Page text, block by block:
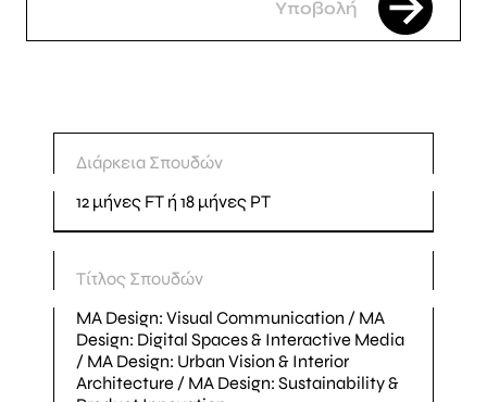
Διάρκεια Σπουδών
12 μήνες FT ή 18 μήνες PT
Τίτλος Σπουδών
MA Design: Visual Communication / MA
Design: Digital Spaces & Interactive Media
/ MA Design: Urban Vision & Interior
Architecture / MA Design: Sustainability &